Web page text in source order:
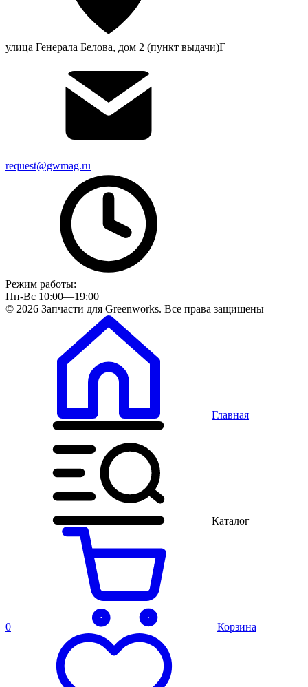
улица Генерала Белова, дом 2 (пункт выдачи)Г
request@gwmag.ru
Режим работы:
Пн-Вс 10:00—19:00
© 2026 Запчасти для Greenworks. Все права защищены
Главная
Каталог
0 Корзина